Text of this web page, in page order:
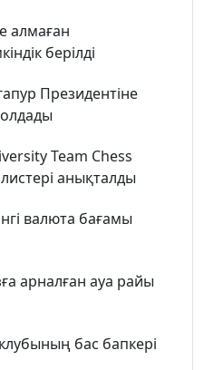
алмаған
берілді
Президентіне
Team Chess
анықталды
валюта бағамы
арналған ауа райы
бас бапкері